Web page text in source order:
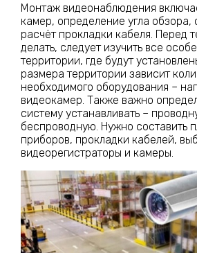
Монтаж видеонаблюдения
камер, определение угла обзора,
расчёт прокладки кабеля. Перед
делать, следует изучить все
территории, где будут
размера территории зависит
необходимого оборудования –
видеокамер. Также важно
систему устанавливать –
беспроводную. Нужно составить
приборов, прокладки кабелей,
видеорегистраторы и камеры.